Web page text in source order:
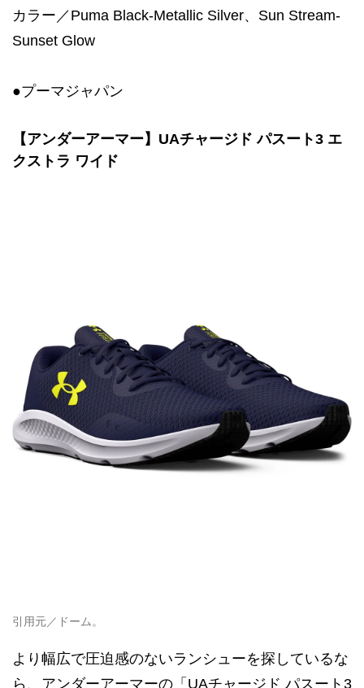
カラー／Puma Black-Metallic Silver、Sun Stream-
Sunset Glow
●プーマジャパン
【アンダーアーマー】UAチャージド パスート3 エ
クストラ ワイド
引用元／ドーム。
より幅広で圧迫感のないランシューを探しているな
ら、アンダーアーマーの「UAチャージド パスート3